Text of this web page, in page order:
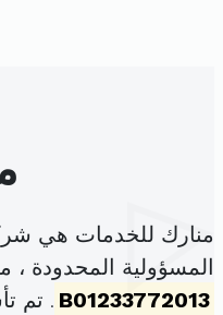
منارك للخدمات هي
المسؤولية المحدودة
B01233772013